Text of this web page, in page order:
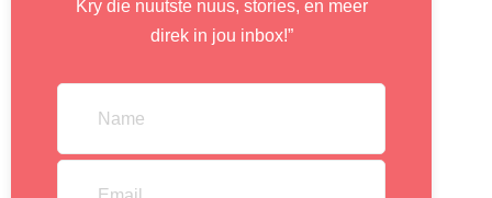
Kry die nuutste nuus, stories, en meer
direk in jou inbox!”